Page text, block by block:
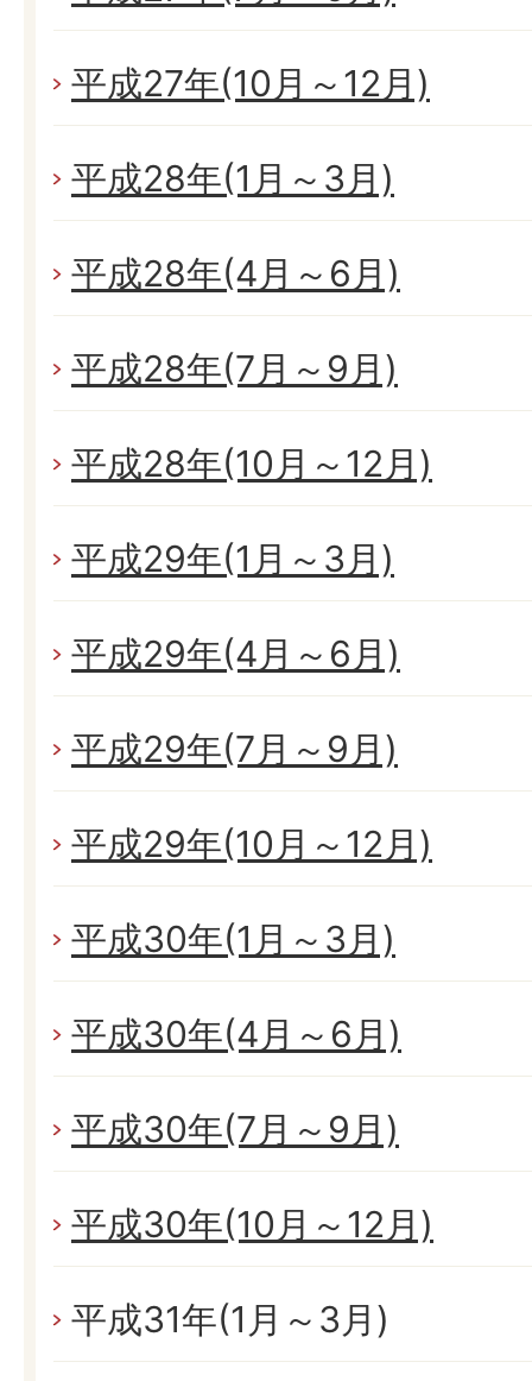
平成27年(10月～12月)
平成28年(1月～3月)
平成28年(4月～6月)
平成28年(7月～9月)
平成28年(10月～12月)
平成29年(1月～3月)
平成29年(4月～6月)
平成29年(7月～9月)
平成29年(10月～12月)
平成30年(1月～3月)
平成30年(4月～6月)
平成30年(7月～9月)
平成30年(10月～12月)
平成31年(1月～3月)